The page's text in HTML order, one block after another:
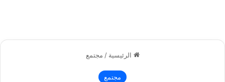
الرئيسية / مجتمع
مجتمع